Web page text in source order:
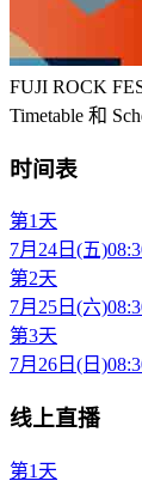
FUJI ROCK
Timetable 和
时间表
第1天
7月24日(五)
第2天
7月25日(六)
第3天
7月26日(日)
线上直播
第1天